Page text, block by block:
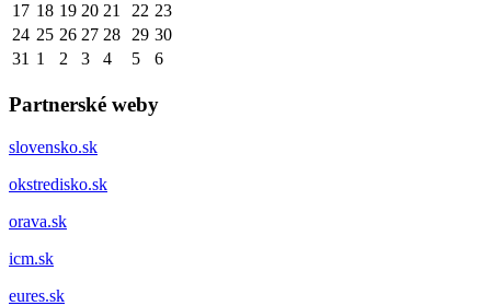
17 18 19 20 21 22 23
24 25 26 27 28 29 30
31 1 2 3 4 5 6
Partnerské weby
slovensko.sk
okstredisko.sk
orava.sk
icm.sk
eures.sk